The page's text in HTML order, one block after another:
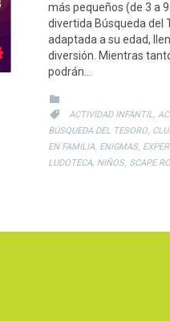
más pequeños (de 3 a
divertida Búsqueda del
adaptada a su edad,
diversión. Mientras
podrán…

 CATEGORY
ACTIVIDAD INFANTIL,
BÚSQUEDA DEL TESORO,
EN FAMILIA, ENIGMAS,
LUDOTECA, NIÑOS, SCAPE